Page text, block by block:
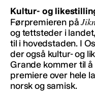
Kultur- og
Førpremieren på
og tettsteder i
til i hovedstaden. I
der også kultur- og
Grande kommer til
premiere over hele
norsk og samisk.